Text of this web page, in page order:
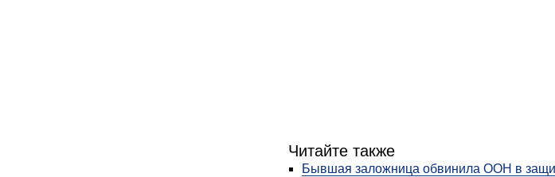
Читайте также
Бывшая заложница обвинила ООН в